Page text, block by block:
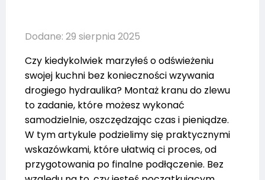
Dodane: 29 sierpnia 2025
Czy kiedykolwiek marzyłeś o odświeżeniu
swojej kuchni bez konieczności wzywania
drogiego hydraulika? Montaż kranu do zlewu
to zadanie, które możesz wykonać
samodzielnie, oszczędzając czas i pieniądze.
W tym artykule podzielimy się praktycznymi
wskazówkami, które ułatwią ci proces, od
przygotowania po finalne podłączenie. Bez